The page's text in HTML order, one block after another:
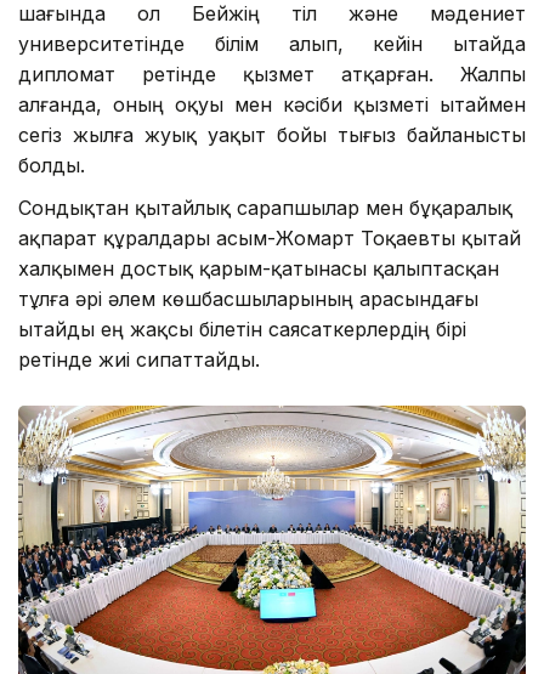
шағында ол Бейжің тіл және мәдениет
университетінде білім алып, кейін Қытайда
дипломат ретінде қызмет атқарған. Жалпы
алғанда, оның оқуы мен кәсіби қызметі Қытаймен
сегіз жылға жуық уақыт бойы тығыз байланысты
болды.
Сондықтан қытайлық сарапшылар мен бұқаралық
ақпарат құралдары Қасым-Жомарт Тоқаевты қытай
халқымен достық қарым-қатынасы қалыптасқан
тұлға әрі әлем көшбасшыларының арасындағы
Қытайды ең жақсы білетін саясаткерлердің бірі
ретінде жиі сипаттайды.